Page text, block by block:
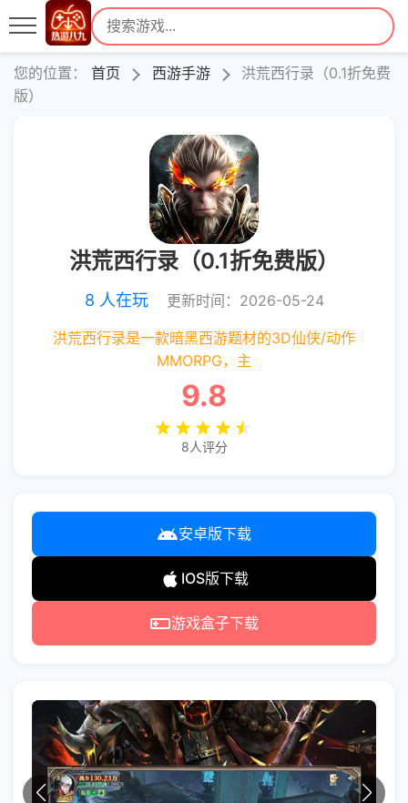
您的位置： 首页 西游手游
洪荒西行录（0.1折免费
版）
洪荒西行录（0.1折免费版）
8 人在玩 更新时间：2026-05-24
洪荒西行录是一款暗黑西游题材的3D仙侠/动作
MMORPG，主
9.8
8人评分
安卓版下载
IOS版下载
游戏盒子下载